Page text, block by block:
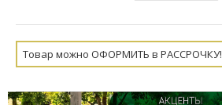
Товар можно ОФОРМИТЬ в РАССРОЧКУ!